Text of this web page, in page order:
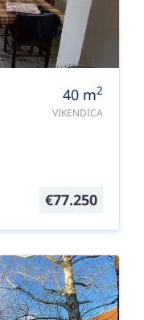
40 m2
VIKENDICA
€77.250